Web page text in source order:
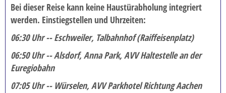
Bei dieser Reise kann keine Haustürabholung integriert
werden. Einstiegstellen und Uhrzeiten:
06:30 Uhr -- Eschweiler, Talbahnhof (Raiffeisenplatz)
06:50 Uhr -- Alsdorf, Anna Park, AVV Haltestelle an der
Euregiobahn
07:05 Uhr -- Würselen, AVV Parkhotel Richtung Aachen